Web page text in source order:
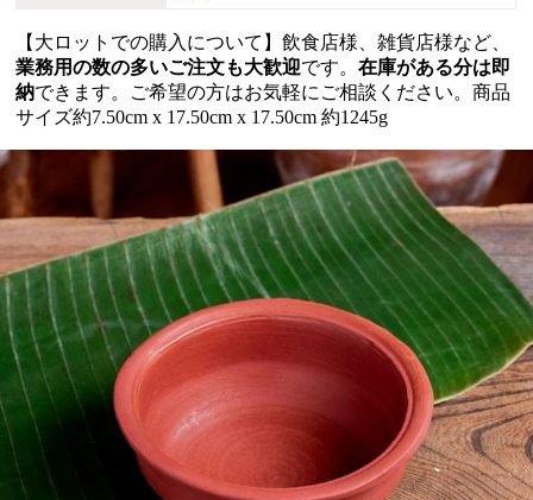
【大ロットでの購入について】飲食店様、雑貨店様など、
業務用の数の多いご注文も大歓迎です。在庫がある分は即
納できます。ご希望の方はお気軽にご相談ください。商品
サイズ約7.50cm x 17.50cm x 17.50cm 約1245g